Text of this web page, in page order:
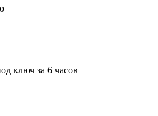
ключ за 6 часов